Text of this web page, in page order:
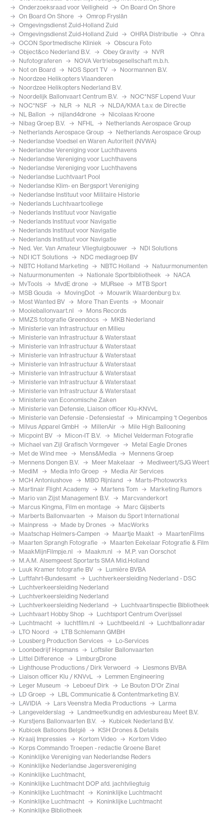
Onderzoeksraad voor Veiligheid
On Board On Shore
On Board On Shore
Omrop Fryslân
Omgevingsdienst Zuid-Holland Zuid
Omgevingsdienst Zuid-Holland Zuid
OHRA Distributie
Ohra
OCON Sportmedische Kliniek
Obscura Foto
Object&co Nederland B.V.
Obey Gravity
NVR
Nufotograferen
NOVA Vertriebsgesellschaft m.b.h.
Not on Board
NOS Sport TV
Noormannen B.V.
Noordzee Helikopters Vlaanderen
Noordzee Helikopters Nederland B.V.
Noordelijk Ballonvaart Centrum B.V.
NOC*NSF Lopend Vuur
NOC*NSF
NLR NLR
NLDA/KMA t.a.v. de Directie
NL Ballon
nijland4drone
Nicolaas Kroone
Nibag Groep B.V.
NFHL
Netherlands Aerospace Group
Netherlands Aerospace Group
Netherlands Aerospace Group
Nederlandse Voedsel en Waren Autoriteit (NVWA)
Nederlandse Vereniging voor Luchthavens
Nederlandse Vereniging voor Luchthavens
Nederlandse Vereniging voor Luchthavens
Nederlandse Luchtvaart Pool
Nederlandse Klim- en Bergsport Vereniging
Nederlandse Instituut voor Militaire Historie
Nederlands Luchtvaartcollege
Nederlands Instituut voor Navigatie
Nederlands Instituut voor Navigatie
Nederlands Instituut voor Navigatie
Nederlands Instituut voor Navigatie
Ned. Ver. Van Amateur Vliegtuigbouwer
NDI Solutions
NDI ICT Solutions
NDC mediagroep BV
NBTC Holland Marketing
NBTC Holland
Natuurmonumenten
Natuurmonumenten
Nationale Sportbibliotheek
NACA
MvTools
MvdE drone MURsee
MTB Sport
MSB Gouda
MovingDot
Mouwrik Waardenburg b.v.
Most Wanted BV
More Than Events
Moonair
Mooieballonvaart.nl
Mons Records
MMZS fotografie Greendocs
MKB Nederland
Ministerie van Infrastructuur en Milieu
Ministerie van Infrastructuur & Waterstaat
Ministerie van Infrastructuur & Waterstaat
Ministerie van Infrastructuur & Waterstaat
Ministerie van Infrastructuur & Waterstaat
Ministerie van Infrastructuur & Waterstaat
Ministerie van Infrastructuur & Waterstaat
Ministerie van Infrastructuur & Waterstaat
Ministerie van Economische Zaken
Ministerie van Defensie, Liaison officer Klu-KNVvL
Ministerie van Defensie - Defensiestaf
Minicamping 't Oegenbos
Milvus Apparel GmbH
MillenAir
Mile High Ballooning
Micpoint BV
Micon-IT B.V.
Michel Velderman Fotografie
Michael van Zijl Grafisch Vormgever
Metal Eagle Drones
Met de Wind mee
Mens&Media
Mennens Groep
Mennens Dongen B.V.
Meer Makelaar
Mediweert/SJG Weert
MediM
Media Info Groep
Media Air Services
MCH Antoniushove
MBO Rijnland
Marts-Photoworks
Martinair Flight Academy
Martens Tom
Marketing Rumors
Mario van Zijst Management B.V.
Marcvanderkort
Marcus Kingma, Film en montage
Marc Gijsberts
Marberts Ballonvaarten
Maison du Sport International
Mainpress
Made by Drones
MacWorks
Maatschap Helmers-Campen
Maartje Maakt
MaartenFilms
Maarten Sprangh Fotografie
Maarten Eekelaar Fotografie & Film
MaakMijnFilmpje.nl
Maakm.nl
M.P. van Oorschot
M.A.M. Alsemgeest Sportarts SMA Mid.Holland
Luuk Kramer fotografie BV
Lumière BVBA
Luftfahrt-Bundesamt
Luchtverkeersleiding Nederland - DSC
Luchtverkeersleiding Nederland
Luchtverkeersleiding Nederland
Luchtverkeersleiding Nederland
Luchtvaartinspectie Bibliotheek
Luchtvaart Hobby Shop
Luchtsport Centrum Overijssel
Luchtmacht
luchtfilm.nl Luchtbeeld.nl
Luchtballonradar
LTO Noord
LTB Schlemann GMBH
Lousberg Production Services
Lo-Services
Loonbedrijf Hopmans
Loftsiler Ballonvaarten
Littel Difference
LimburgDrone
Lighthouse Productions / Dirk Verwoerd
Liesmons BVBA
Liaison officer Klu / KNVvL
Lemmen Engineering
Leger Museum
Leboeuf Dirk
Le Bouton D'Or Zinal
LD Groep
LBL Communicatie & Contentmarketing B.V.
LAVIDIA
Lars Veenstra Media Productions
Larma
Langevelderslag
Landmeetkundig en adviesbureau Meet B.V.
Kurstjens Ballonvaarten B.V.
Kubicek Nederland B.V.
Kubicek Balloons België
KSH Drones & Details
Kraaij Impressies
Kortom Video
Kortom Video
Korps Commando Troepen - redactie Groene Baret
Koninklijke Vereniging van Nederlandse Reders
Koninklijke Nederlandse Jagersvereniging
Koninklijke Luchtmacht,
Koninklijke Luchtmacht DOP afd. jachtvliegtuig
Koninklijke Luchtmacht
Koninklijke Luchtmacht
Koninklijke Luchtmacht
Koninklijke Luchtmacht
Koninklijke Bibliotheek